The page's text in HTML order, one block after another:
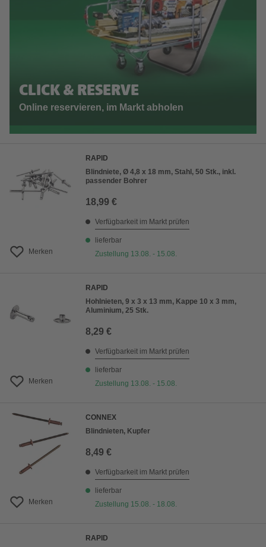
CLICK & RESERVE
Online reservieren, im Markt abholen
Merken
RAPID
Blindniete, Ø 4,8 x 18 mm, Stahl, 50 Stk., inkl.
passender Bohrer
18,99 €
Verfügbarkeit im Markt prüfen
lieferbar
Zustellung 13.08. - 15.08.
Merken
RAPID
Hohlnieten, 9 x 3 x 13 mm, Kappe 10 x 3 mm,
Aluminium, 25 Stk.
8,29 €
Verfügbarkeit im Markt prüfen
lieferbar
Zustellung 13.08. - 15.08.
Merken
CONNEX
Blindnieten, Kupfer
8,49 €
Verfügbarkeit im Markt prüfen
lieferbar
Zustellung 15.08. - 18.08.
RAPID